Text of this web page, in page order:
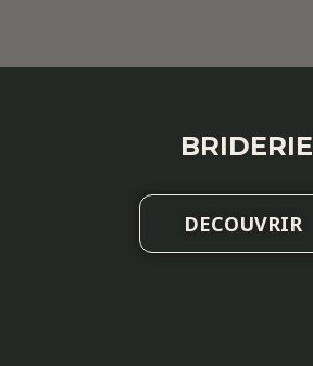
BRIDERIE
DECOUVRIR